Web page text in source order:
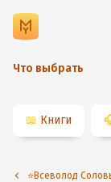
Что выбрать
📖 Книги
⭐️Всеволод